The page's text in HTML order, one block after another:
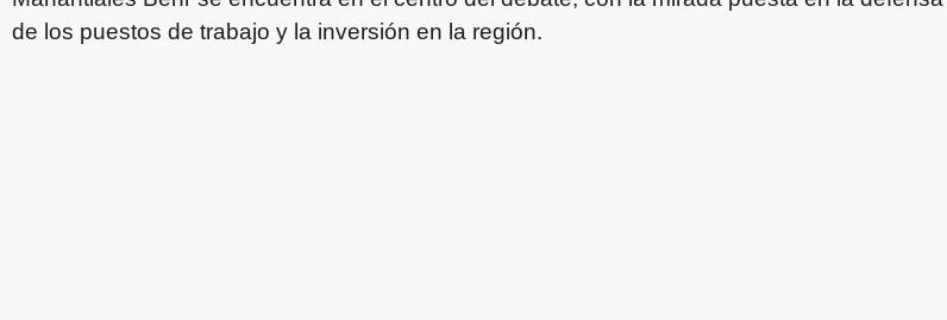
de los puestos de trabajo y la inversión en la región.